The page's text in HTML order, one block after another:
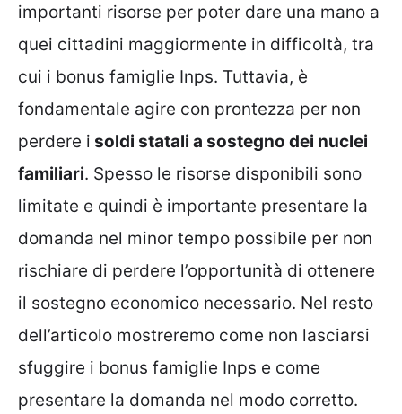
importanti risorse per poter dare una mano a
quei cittadini maggiormente in difficoltà, tra
cui i bonus famiglie Inps. Tuttavia, è
fondamentale agire con prontezza per non
perdere i soldi statali a sostegno dei nuclei
familiari. Spesso le risorse disponibili sono
limitate e quindi è importante presentare la
domanda nel minor tempo possibile per non
rischiare di perdere l’opportunità di ottenere
il sostegno economico necessario. Nel resto
dell’articolo mostreremo come non lasciarsi
sfuggire i bonus famiglie Inps e come
presentare la domanda nel modo corretto.